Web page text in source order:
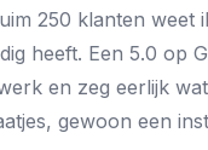
250 klanten weet
heeft. Een 5.0 op
en zeg eerlijk
gewoon een